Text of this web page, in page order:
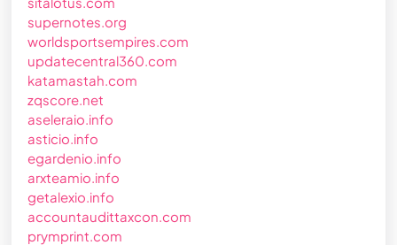
supernotes.org
worldsportsempires.com
updatecentral360.com
katamastah.com
zqscore.net
aseleraio.info
asticio.info
egardenio.info
arxteamio.info
getalexio.info
accountaudittaxcon.com
prymprint.com